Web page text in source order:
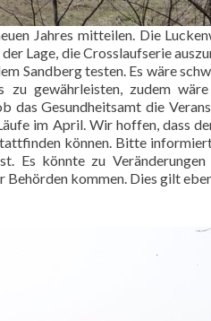
Jahres mitteilen. Die
Lage, die Crosslaufserie
Sandberg testen. Es wäre
gewährleisten, zudem
das Gesundheitsamt die
im April. Wir hoffen, dass
können. Bitte
Es könnte zu
kommen. Dies gilt